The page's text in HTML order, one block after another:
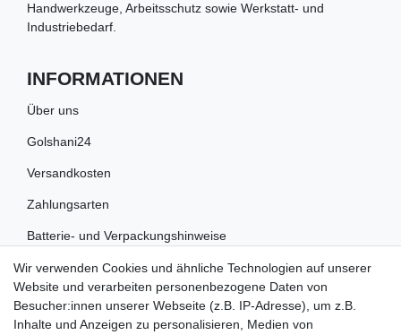
Handwerkzeuge, Arbeitsschutz sowie Werkstatt- und
Industriebedarf.
INFORMATIONEN
Über uns
Golshani24
Versandkosten
Zahlungsarten
Batterie- und Verpackungshinweise
RECHTLICHES
Impressum
Wir verwenden Cookies und ähnliche Technologien auf unserer
Website und verarbeiten personenbezogene Daten von
Besucher:innen unserer Webseite (z.B. IP-Adresse), um z.B.
Inhalte und Anzeigen zu personalisieren, Medien von